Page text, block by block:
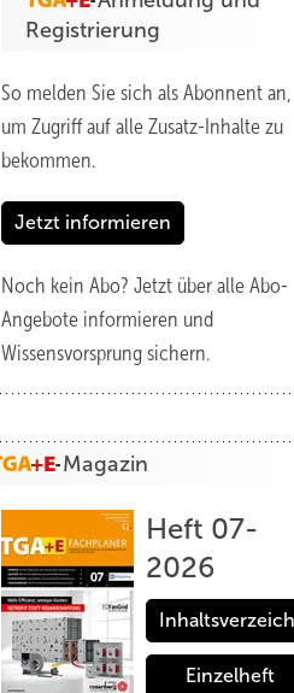
Registrierung
So melden Sie sich als Abonnent an,
um Zugriff auf alle Zusatz-Inhalte zu
bekommen.
Jetzt informieren
Noch kein Abo? Jetzt über alle Abo-
Angebote informieren und
Wissensvorsprung sichern.
Magazin
Heft 07-
2026
Einzelheft